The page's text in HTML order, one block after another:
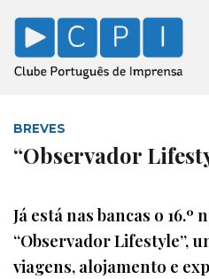
BREVES
“Observador
Já está nas bancas o
“Observador Lifestyle”,
viagens, alojamento e